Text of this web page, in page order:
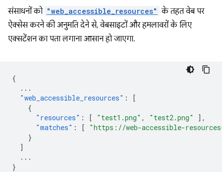
संसाधनों को "web_accessible_resources" के तहत वेब पर
ऐक्सेस करने की अनुमति देने से, वेबसाइटों और हमलावरों के लिए
एक्सटेंशन का पता लगाना आसान हो जाएगा.
{
...
"web_accessible_resources" :
[
{
"resources" : [ "test1.png" , "test2.png"
],
"matches" : [
"https://web-accessible-
}
]
...
}